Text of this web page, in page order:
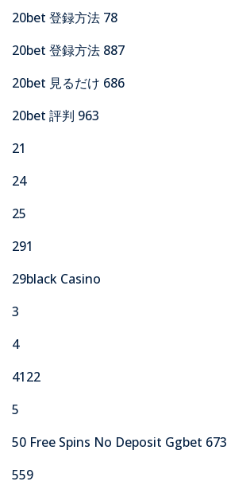
20bet 登録方法 78
20bet 登録方法 887
20bet 見るだけ 686
20bet 評判 963
21
24
25
291
29black Casino
3
4
4122
5
50 Free Spins No Deposit Ggbet 673
559